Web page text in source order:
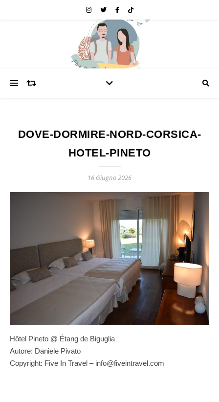
DOVE-DORMIRE-NORD-CORSICA-
HOTEL-PINETO
16 Giugno 2026
Hôtel Pineto @ Étang de Biguglia
Autore: Daniele Pivato
Copyright: Five In Travel – info@fiveintravel.com